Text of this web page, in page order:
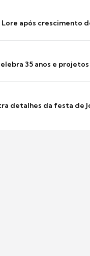
após crescimento
35 anos e
detalhes da festa de